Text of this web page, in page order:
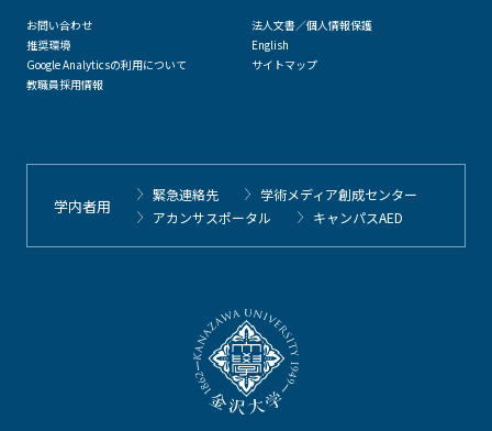
お問い合わせ
推奨環境
Google Analyticsの利用について
教職員採用情報
法人文書／個人情報保護
English
サイトマップ
学内者用
緊急連絡先
学術メディア創成センター
アカンサスポータル
キャンパスAED